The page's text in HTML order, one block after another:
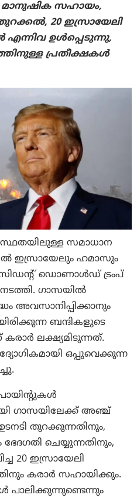
മാനുഷിക സഹായം,
20 ഇസ്രായേലി
എന്നിവ ഉൾപ്പെടുന്നു,
പ്രതീക്ഷകൾ
സമാധാന
ഇസ്രായേലും ഹമാസും
ഡൊണാൾഡ് ട്രംപ്
നടത്തി. ഗാസയിൽ
അവസാനിപ്പിക്കാനും
ബന്ദികളുടെ
ലക്ഷ്യമിടുന്നത്.
ഒപ്പുവെക്കുന്ന
ഗാസയിലേക്ക് അഞ്ച്
തുറക്കുന്നതിനും,
ചെയ്യുന്നതിനും,
20 ഇസ്രായേലി
കരാർ സഹായിക്കും.